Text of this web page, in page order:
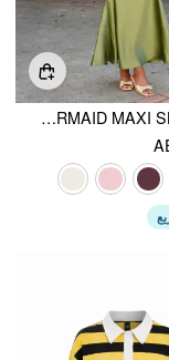
LACE SCULPTURAL EMBROIDERY FLORAL CORSET TOP & HIGH RISE MERMAID MAXI SKIRT SET